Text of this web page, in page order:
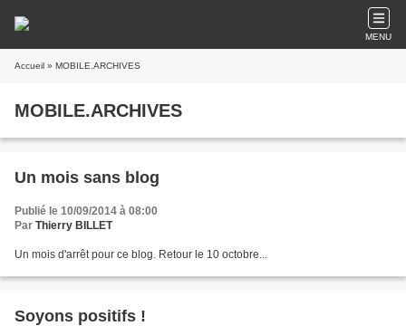
MENU
Accueil » MOBILE.ARCHIVES
MOBILE.ARCHIVES
Un mois sans blog
Publié le 10/09/2014 à 08:00
Par Thierry BILLET
Un mois d'arrêt pour ce blog. Retour le 10 octobre...
Soyons positifs !